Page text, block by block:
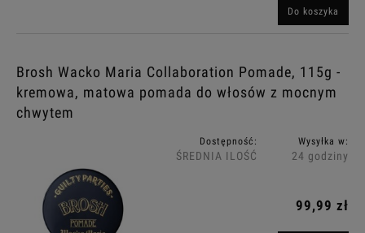
Do koszyka
Brosh Wacko Maria Collaboration Pomade, 115g -
kremowa, matowa pomada do włosów z mocnym
chwytem
Dostępność:
ŚREDNIA ILOŚĆ
Wysyłka w:
24 godziny
99,99 zł